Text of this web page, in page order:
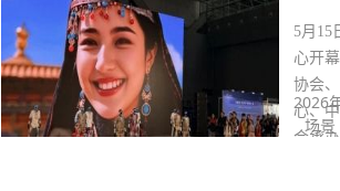
5月15
心开
协会
心、
会承
2026
场景